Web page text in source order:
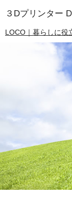
３Dプリンター
LOCO｜暮らしに役